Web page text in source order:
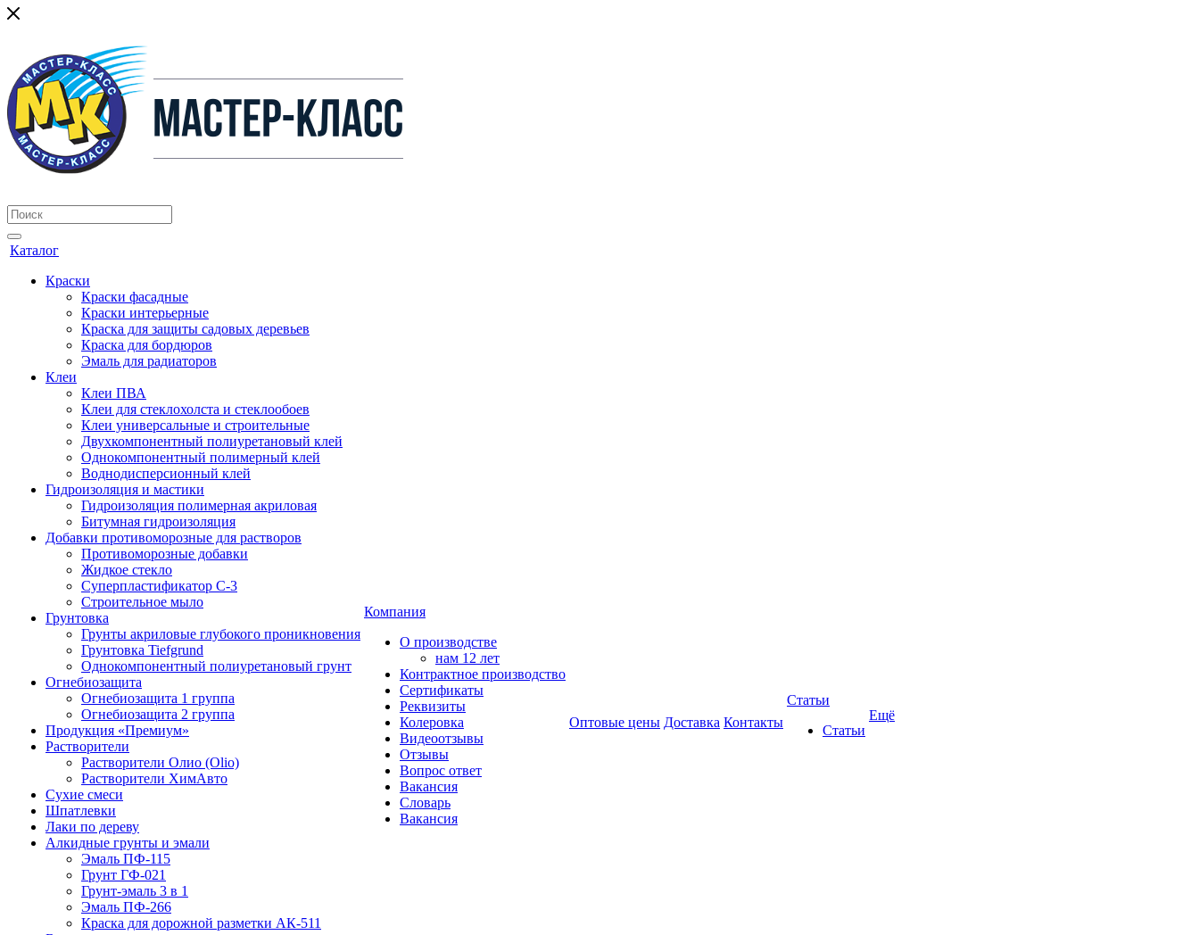
Каталог
Краски
Краски фасадные
Краски интерьерные
Краска для защиты садовых деревьев
⁠Краска для бордюров
Эмаль для радиаторов
Клеи
Клеи ПВА
Клеи для стеклохолста и стеклообоев
Клеи универсальные и строительные
Двухкомпонентный полиуретановый клей
Однокомпонентный полимерный клей
Воднодисперсионный клей
Гидроизоляция и мастики
Гидроизоляция полимерная акриловая
Битумная гидроизоляция
Добавки противоморозные для растворов
Противоморозные добавки
Жидкое стекло
Суперпластификатор С-3
Строительное мыло
Грунтовка
Грунты акриловые глубокого проникновения
Грунтовка Tiefgrund
Однокомпонентный полиуретановый грунт
Огнебиозащита
Огнебиозащита 1 группа
Огнебиозащита 2 группа
Продукция «Премиум»
Растворители
Растворители Олио (Olio)
Растворители ХимАвто
Сухие смеси
Шпатлевки
Лаки по дереву
Алкидные грунты и эмали
Эмаль ПФ-115
Грунт ГФ-021
Грунт-эмаль 3 в 1
Эмаль ПФ-266
Краска для дорожной разметки АК-511
Компания
О производстве
нам 12 лет
Контрактное производство
Сертификаты
Реквизиты
Колеровка
Видеоотзывы
Отзывы
Вопрос ответ
Вакансия
Словарь
Вакансия
Оптовые цены Доставка Контакты
Статьи
Статьи
Ещё